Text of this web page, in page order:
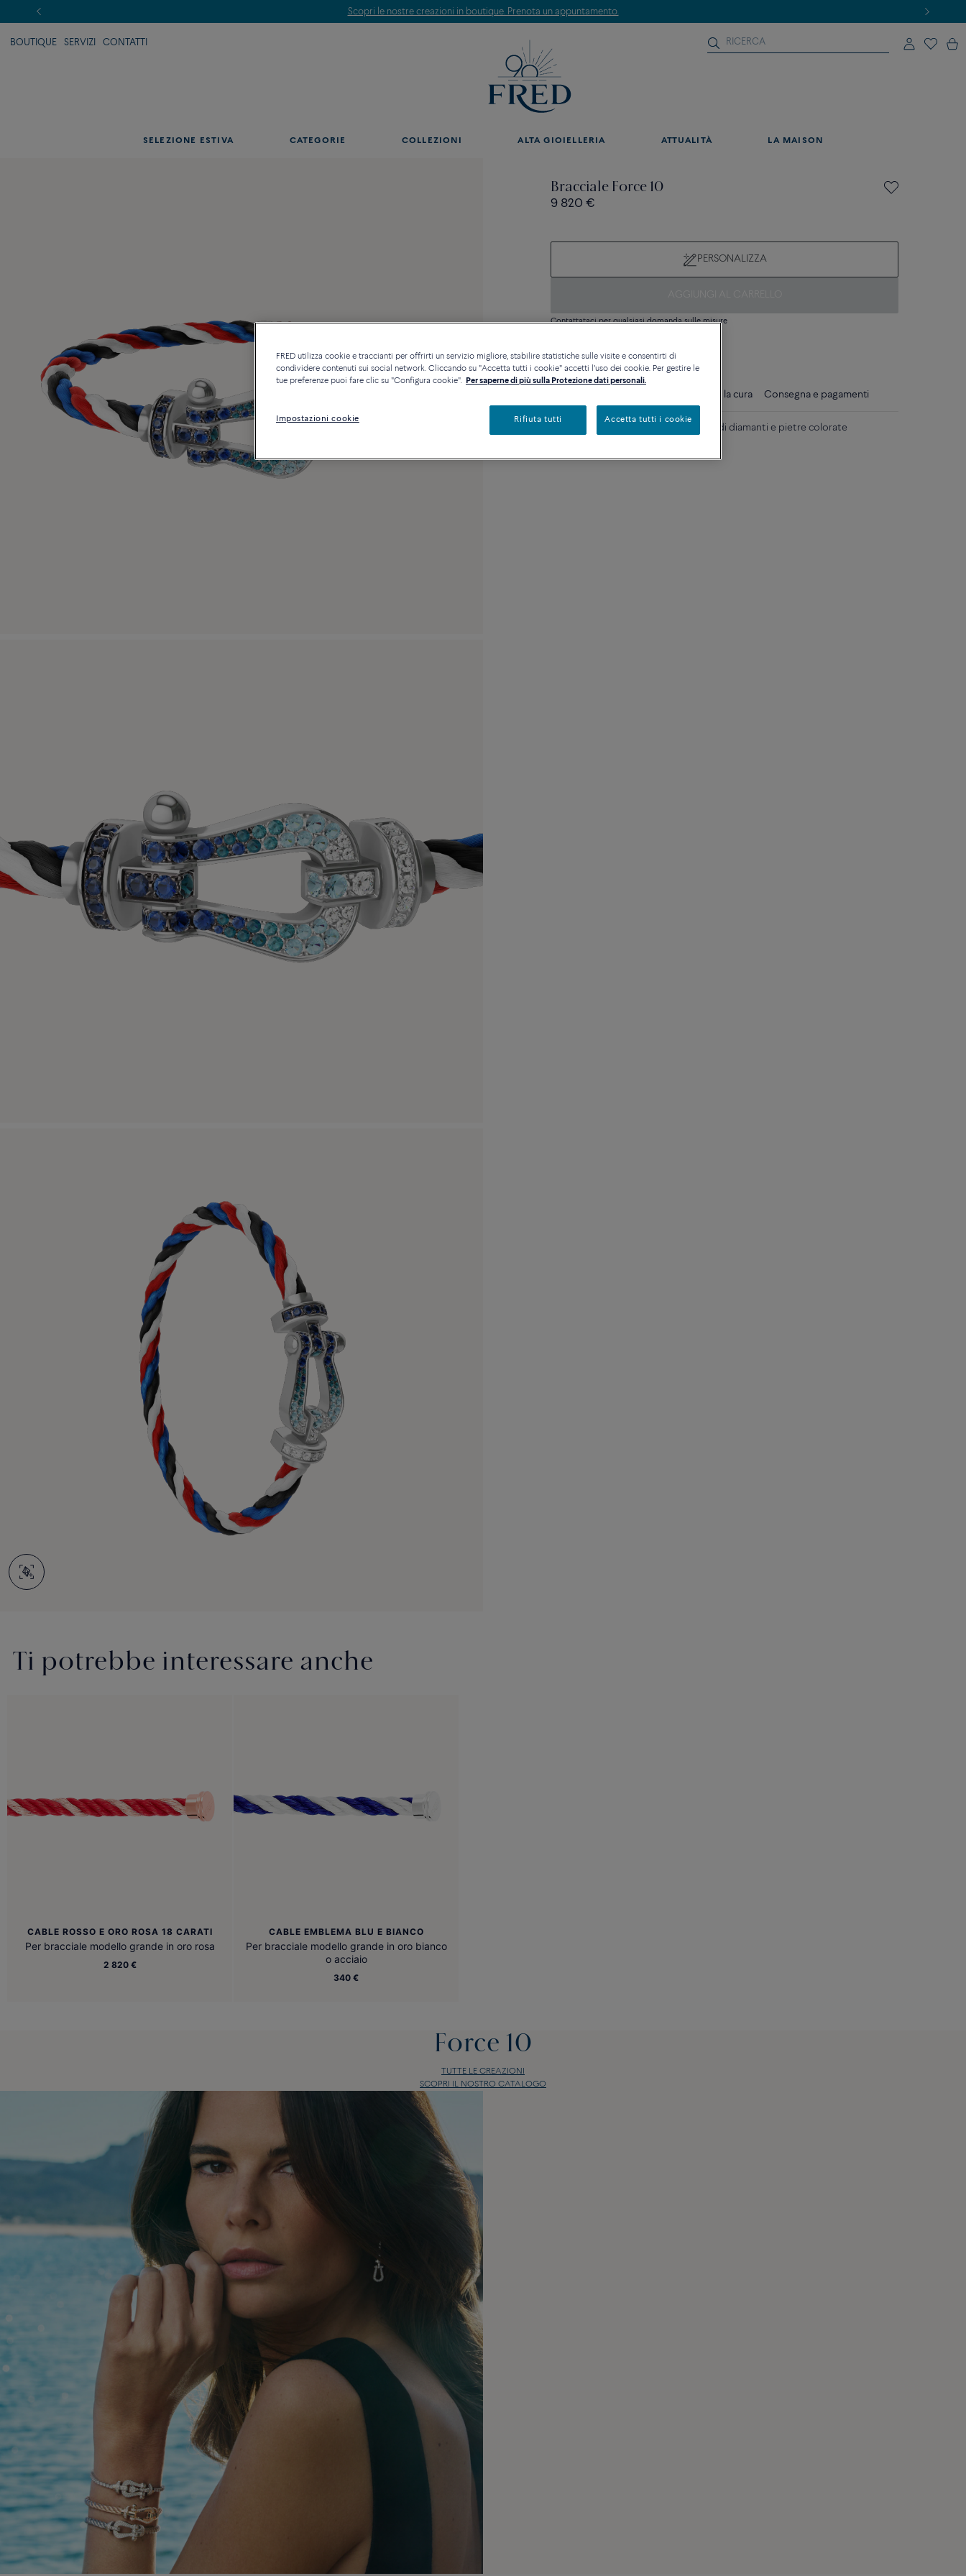
Scopri le nostre creazioni in boutique. Prenota un appuntamento.
BOUTIQUE SERVIZI CONTATTI
SELEZIONE ESTIVA CATEGORIE COLLEZIONI ALTA GIOIELLERIA ATTUALITÀ LA MAISON
Bracciale Force 10
9 820 €
PERSONALIZZA
Contattataci per qualsiasi domanda sulle misure
Consigli per la cura Consegna e pagamenti
Modello grande oro bianco 18k pavé di diamanti e pietre colorate
Ti potrebbe interessare anche
CABLE ROSSO E ORO ROSA 18 CARATI
Per bracciale modello grande in oro rosa
2 820 €
CABLE EMBLEMA BLU E BIANCO
Per bracciale modello grande in oro bianco
o acciaio
340 €
Force 10
TUTTE LE CREAZIONI
SCOPRI IL NOSTRO CATALOGO
FRED utilizza cookie e traccianti per offrirti un servizio migliore, stabilire statistiche sulle visite e consentirti di
condividere contenuti sui social network. Cliccando su "Accetta tutti i cookie" accetti l'uso dei cookie. Per gestire le
tue preferenze puoi fare clic su "Configura cookie". Per saperne di più sulla Protezione dati personali.
Impostazioni cookie Rifiuta tutti Accetta tutti i cookie